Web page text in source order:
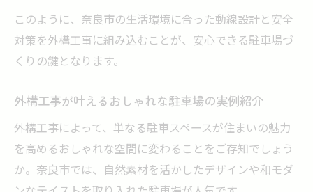
合
奈良 外構 おすすめ事例で見るトレンド傾向
外構
夫
奈良市 庭 リフォームと外構工事の最新動向
工事期間や費用の疑問をすっきり解決
このように、奈良市の生活環境に合った動線設計と安全
対策を外構工事に組み込むことが、安心できる駐車場づ
くりの鍵となります。
外構工事が叶えるおしゃれな駐車場の実例紹介
外構工事によって、単なる駐車スペースが住まいの魅力
を高めるおしゃれな空間に変わることをご存知でしょう
か。奈良市では、自然素材を活かしたデザインや和モダ